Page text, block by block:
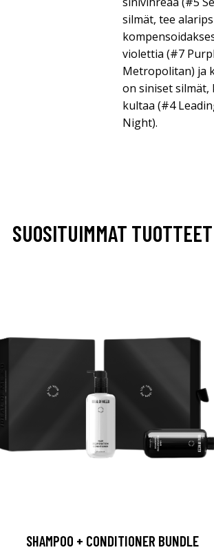
silmät, tee
violettia (#7
Metropolitan) ja
on siniset silmät,
kultaa (#4
Night).
SUOSITUIMMAT TUOTTEET
SHAMPOO + CONDITIONER BUNDLE
-20 %!